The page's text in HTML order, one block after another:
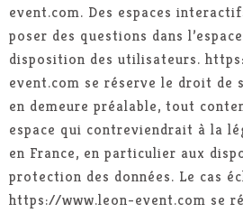
event.com. Des espaces
poser des questions dans
disposition des utilisateurs.
event.com se réserve le droit de
en demeure préalable, tout
espace qui contreviendrait à la
en France, en particulier aux
protection des données. Le cas
https://www.leon-event.com se